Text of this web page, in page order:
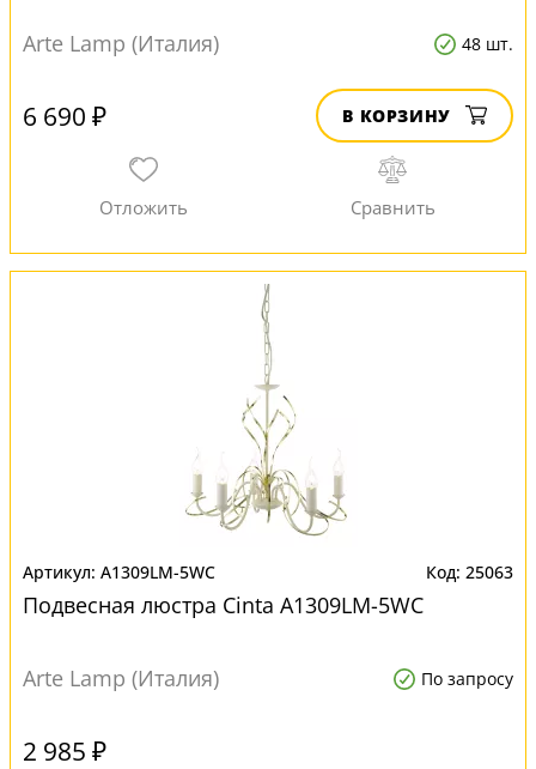
Arte Lamp (Италия) 48 шт.
6 690 ₽ В КОРЗИНУ
A1309LM-5WC 25063
Подвесная люстра Cinta A1309LM-5WC
Arte Lamp (Италия) По запросу
2 985 ₽